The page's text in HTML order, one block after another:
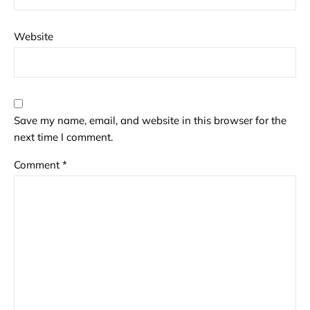
Website
Save my name, email, and website in this browser for the
next time I comment.
Comment *